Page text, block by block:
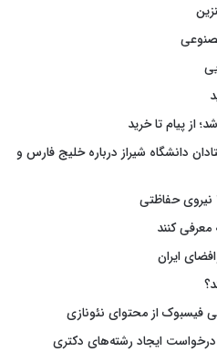
از پیام تا خرید
دانشگاه شیراز درباره خلیج فارس و
معرفی کنند
فیسبوک از محتوای نئونازی
درخواست ایجاد رشته‌های دکتری